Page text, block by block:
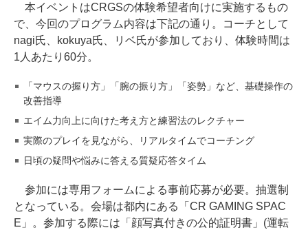
本イベントはCRGSの体験希望者向けに実施するもの
で、今回のプログラム内容は下記の通り。コーチとして
nagi氏、kokuya氏、リベ氏が参加しており、体験時間は
1人あたり60分。
「マウスの握り方」「腕の振り方」「姿勢」など、基礎操作の
改善指導
エイム力向上に向けた考え方と練習法のレクチャー
実際のプレイを見ながら、リアルタイムでコーチング
日頃の疑問や悩みに答える質疑応答タイム
参加には専用フォームによる事前応募が必要。抽選制
となっている。会場は都内にある「CR GAMING SPAC
E」。参加する際には「顔写真付きの公的証明書」(運転